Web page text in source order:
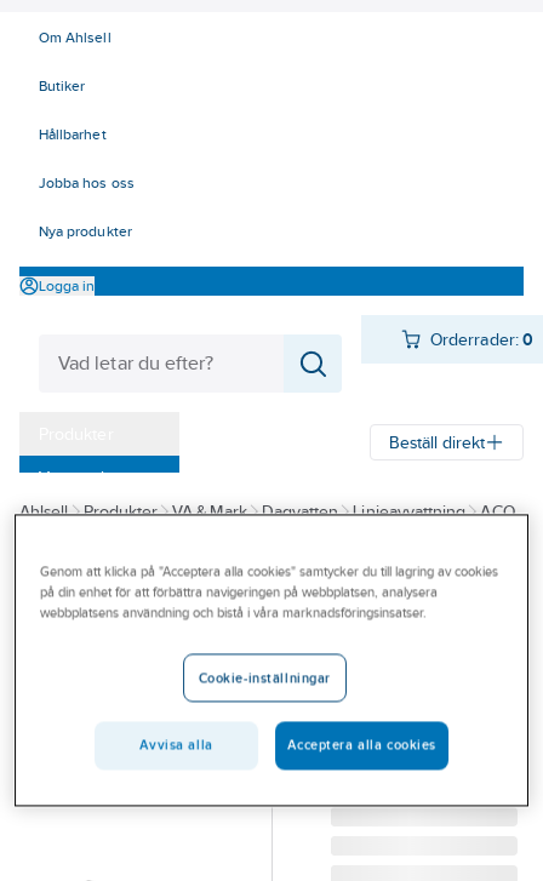
Om Ahlsell
Butiker
Hållbarhet
Jobba hos oss
Nya produkter
Logga in
Orderrader:0
Varumärken
Kampanjer
Outlet
Branscher
Beställ direkt
Ahlsell Produkter VA & Mark Dagvatten Linjeavvattning
ACO
ACO
ACO Self Gavel
komposit
ACO SELF GAVEL
TÄT GAVEL I
KOMPOSIT
Artikelnummer:
Genom att klicka på "Acceptera alla cookies" samtycker du till lagring av cookies
på din enhet för att förbättra navigeringen på webbplatsen, analysera
webbplatsens användning och bistå i våra marknadsföringsinsatser.
Cookie-inställningar
Avvisa alla Acceptera alla cookies